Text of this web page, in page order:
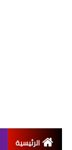
الرئيسية